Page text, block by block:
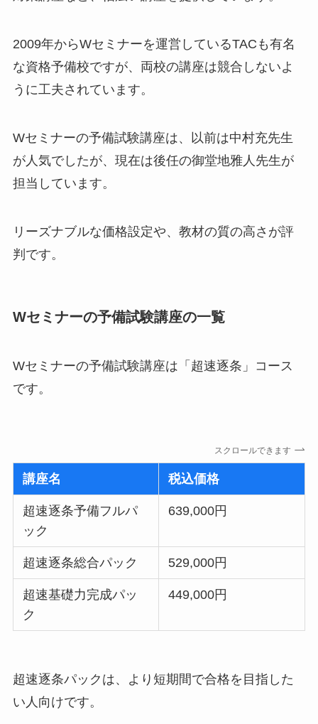
2009年からWセミナーを運営しているTACも有名
な資格予備校ですが、両校の講座は競合しないよ
うに工夫されています。
Wセミナーの予備試験講座は、以前は中村充先生
が人気でしたが、現在は後任の御堂地雅人先生が
担当しています。
リーズナブルな価格設定や、教材の質の高さが評
判です。
Wセミナーの予備試験講座の一覧
Wセミナーの予備試験講座は「超速逐条」コース
です。
スクロールできます
講座名 税込価格
超速逐条予備フルパ
ック
639,000円
超速逐条総合パック 529,000円
超速基礎力完成パッ
ク
449,000円
超速逐条パックは、より短期間で合格を目指した
い人向けです。